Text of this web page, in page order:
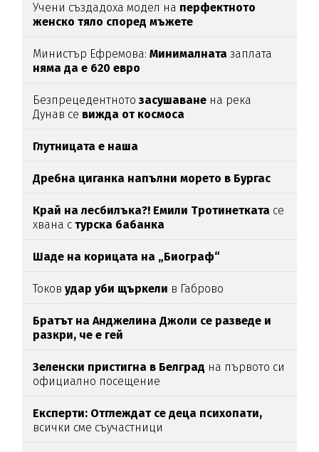
Учени създадоха модел на перфектното
женско тяло според мъжете
Министър Ефремова:Минималната заплата
няма да е 620 евро
Безпрецедентнотозасушаване на река
Дунав се вижда от космоса
Глутницата е наша
Дребна циганка напълни морето в Бургас
Край на лесбилъка?! Емили Тротинетката се
хвана с турска бабанка
Шаде на корицата на „Биограф“
Токовудар уби щъркели в Габрово
Братът на Анджелина Джоли се разведе и
разкри, че е гей
Зеленски пристигна в Белград на първото си
официално посещение
Експерти: Отглеждат се деца психопати,
всички сме съучастници